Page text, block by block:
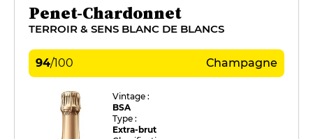
Penet-Chardonnet
TERROIR & SENS BLANC DE BLANCS
94/100 Champagne
Vintage :
BSA
Type :
Extra-brut